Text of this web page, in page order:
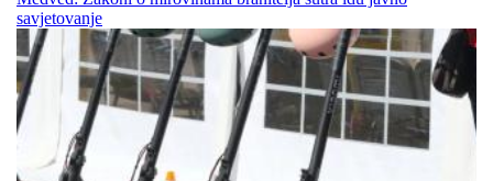
savjetovanje